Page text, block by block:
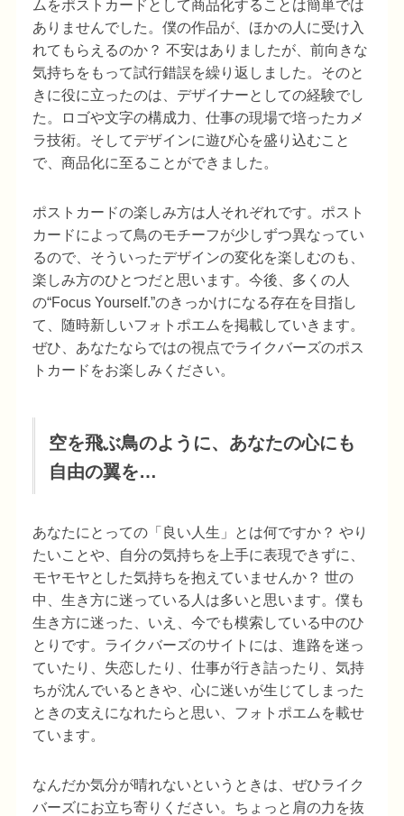
ムをポストカードとして商品化することは簡単では
ありませんでした。僕の作品が、ほかの人に受け入
れてもらえるのか？ 不安はありましたが、前向きな
気持ちをもって試行錯誤を繰り返しました。そのと
きに役に立ったのは、デザイナーとしての経験でし
た。ロゴや文字の構成力、仕事の現場で培ったカメ
ラ技術。そしてデザインに遊び心を盛り込むこと
で、商品化に至ることができました。
ポストカードの楽しみ方は人それぞれです。ポスト
カードによって鳥のモチーフが少しずつ異なってい
るので、そういったデザインの変化を楽しむのも、
楽しみ方のひとつだと思います。今後、多くの人
の“Focus Yourself.”のきっかけになる存在を目指し
て、随時新しいフォトポエムを掲載していきます。
ぜひ、あなたならではの視点でライクバーズのポス
トカードをお楽しみください。
空を飛ぶ鳥のように、あなたの心にも
自由の翼を…
あなたにとっての「良い人生」とは何ですか？ やり
たいことや、自分の気持ちを上手に表現できずに、
モヤモヤとした気持ちを抱えていませんか？ 世の
中、生き方に迷っている人は多いと思います。僕も
生き方に迷った、いえ、今でも模索している中のひ
とりです。ライクバーズのサイトには、進路を迷っ
ていたり、失恋したり、仕事が行き詰ったり、気持
ちが沈んでいるときや、心に迷いが生じてしまった
ときの支えになれたらと思い、フォトポエムを載せ
ています。
なんだか気分が晴れないというときは、ぜひライク
バーズにお立ち寄りください。ちょっと肩の力を抜